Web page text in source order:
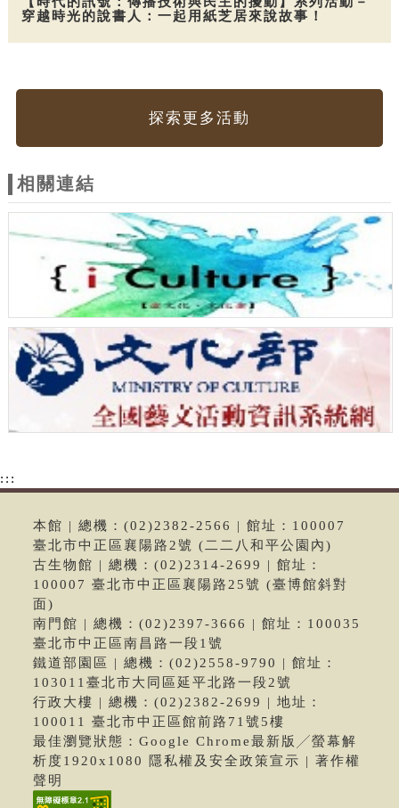
穿越時光的說書人：一起用紙芝居來說故事！
探索更多活動
相關連結
:::
本館 | 總機：(02)2382-2566 | 館址：100007
臺北市中正區襄陽路2號 (二二八和平公園內)
古生物館 | 總機：(02)2314-2699 | 館址：
100007 臺北市中正區襄陽路25號 (臺博館斜對
面)
南門館 | 總機：(02)2397-3666 | 館址：100035
臺北市中正區南昌路一段1號
鐵道部園區 | 總機：(02)2558-9790 | 館址：
103011臺北市大同區延平北路一段2號
行政大樓 | 總機：(02)2382-2699 | 地址：
100011 臺北市中正區館前路71號5樓
最佳瀏覽狀態：Google Chrome最新版╱螢幕解
析度1920x1080 隱私權及安全政策宣示 | 著作權
聲明